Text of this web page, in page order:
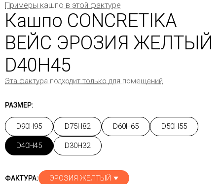
Примеры кашпо в этой фактуре
Кашпо CONCRETIKA
ВЕЙС ЭРОЗИЯ ЖЕЛТЫЙ
D40H45
Эта фактура подходит только для помещений
РАЗМЕР:
D90H95 D75H82 D60H65 D50H55
D40H45 D30H32
ФАКТУРА: ЭРОЗИЯ ЖЕЛТЫЙ